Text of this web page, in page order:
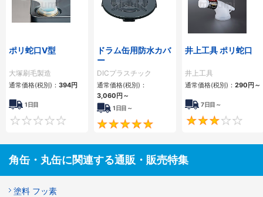
ポリ蛇口V型
大塚刷毛製造
通常価格(税別)： 394円
1日目
0
ドラム缶用防水カバ
ー
DICプラスチック
通常価格(税別)：
3,060円 ～
1日目～
5
井上工具 ポリ蛇口
井上工具
通常価格(税別)： 290円 ～
7日目～
角缶・丸缶に関連する通販・販売特集
塗料 フッ素